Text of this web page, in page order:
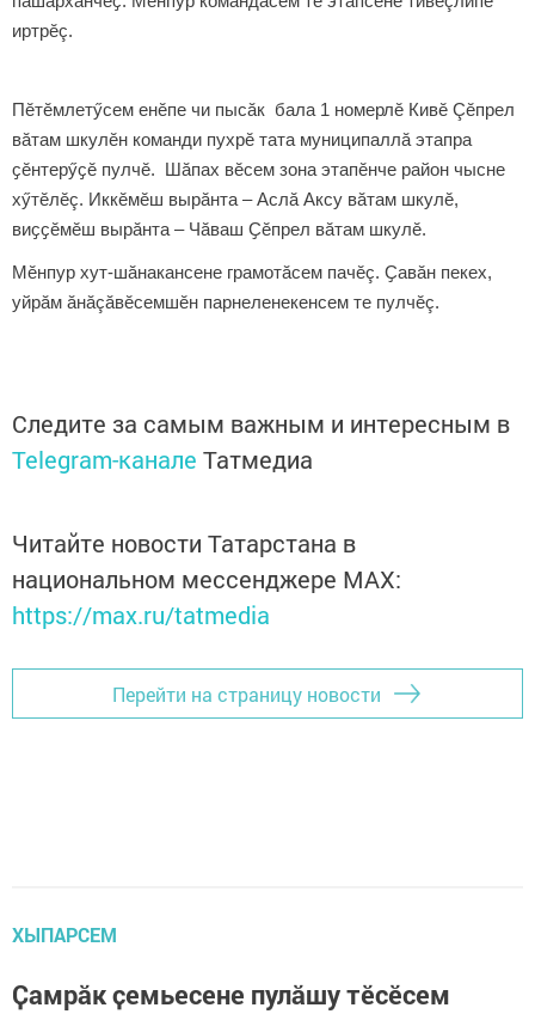
иртрӗç.
Пӗтӗмлетӳсем енӗпе чи пысăк бала 1 номерлӗ Кивӗ Çӗпрел
вăтам шкулӗн команди пухрӗ тата муниципаллă этапра
ҫӗнтерӳҫӗ пулчӗ. Шăпах вӗсем зона этапӗнче район чысне
хӳтӗлӗç. Иккӗмӗш вырӑнта – Аслӑ Аксу вăтам шкулӗ,
виҫҫӗмӗш вырăнта – Чӑваш Ҫӗпрел вӑтам шкулӗ.
Мӗнпур хут-шӑнакансене грамотăсем пачӗç. Ҫавӑн пекех,
уйрăм ăнăçăвӗсемшӗн парнеленекенсем те пулчӗç.
Следите за самым важным и интересным в
Telegram-канале Татмедиа
Читайте новости Татарстана в
национальном мессенджере MАХ:
https://max.ru/tatmedia
Перейти на страницу новости
ХЫПАРСЕМ
Ҫамрӑк ҫемьесене пулӑшу тӗсӗсем